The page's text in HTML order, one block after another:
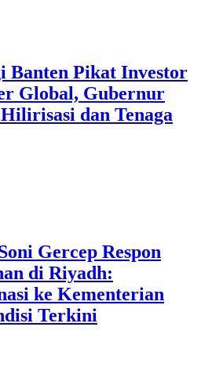
Banten Pikat Investor
Global, Gubernur
dan Tenaga
Gercep Respon
di Riyadh:
ke Kementerian
Terkini